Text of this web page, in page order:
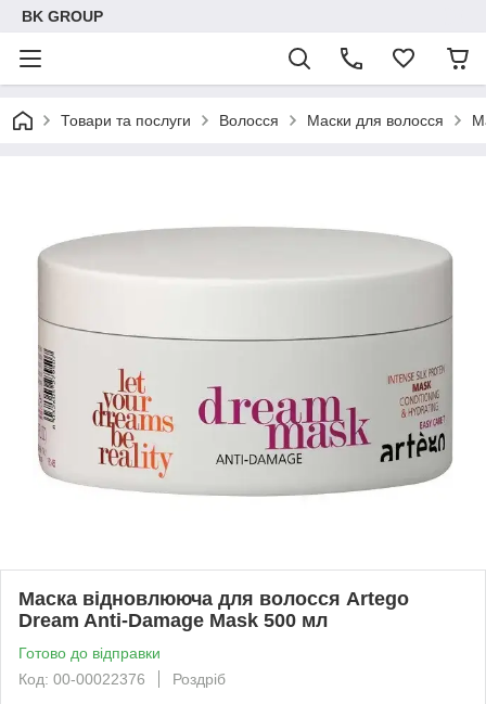
BK GROUP
Товари та послуги Волосся Маски для волосся
Маска відновлююча для волосся Artego
Dream Anti-Damage Mask 500 мл
Готово до відправки
Код: 00-00022376
Роздріб